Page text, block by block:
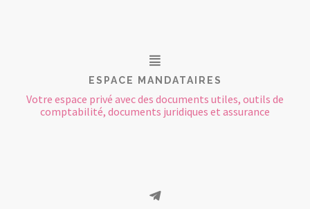
ESPACE MANDATAIRES
Votre espace privé avec des documents utiles, outils de
comptabilité, documents juridiques et assurance